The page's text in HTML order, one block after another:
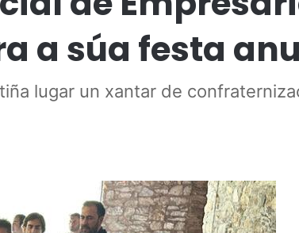
a súa festa
lugar un xantar de